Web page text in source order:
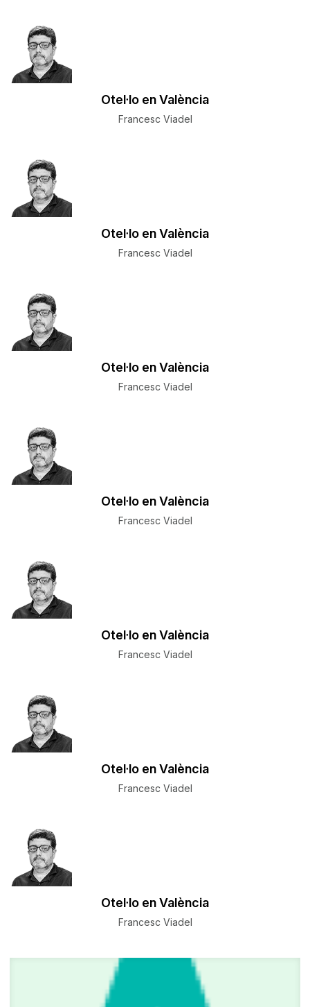
Otel·lo en València
Francesc Viadel
Otel·lo en València
Francesc Viadel
Otel·lo en València
Francesc Viadel
Otel·lo en València
Francesc Viadel
Otel·lo en València
Francesc Viadel
Otel·lo en València
Francesc Viadel
Otel·lo en València
Francesc Viadel